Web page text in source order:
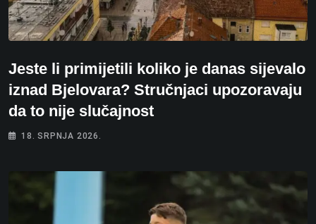
Jeste li primijetili koliko je danas sijevalo
iznad Bjelovara? Stručnjaci upozoravaju
da to nije slučajnost
18. SRPNJA 2026.